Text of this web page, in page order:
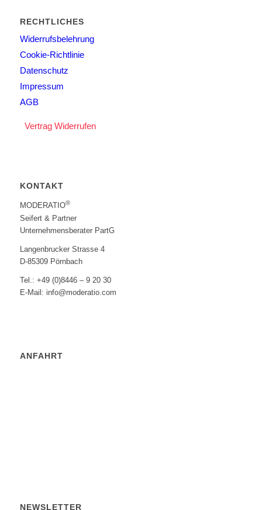
RECHTLICHES
Widerrufsbelehrung
Cookie-Richtlinie
Datenschutz
Impressum
AGB
Vertrag Widerrufen
KONTAKT
MODERATIO®
Seifert & Partner
Unternehmensberater PartG
Langenbrucker Strasse 4
D-85309 Pörnbach
Tel.: +49 (0)8446 – 9 20 30
E-Mail: info@moderatio.com
ANFAHRT
NEWSLETTER